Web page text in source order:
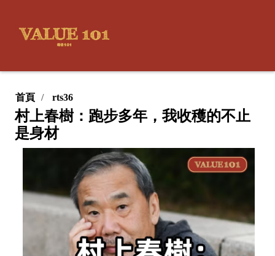
首頁 rts36
村上春樹：跑步多年，我收穫的不止
是身材